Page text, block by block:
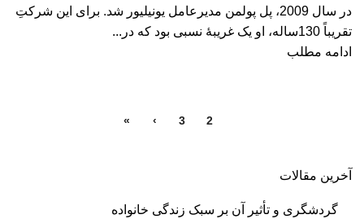
در سال 2009، پل پولمن مدیرعامل یونیلیور شد. برای این شرکتِ
تقریباً 130‌ساله، او یک غریبۀ نسبی بود که در...
ادامه مطلب
2
3
›
»
آخرین مقالات
گردشگری و تأثیر آن بر سبک زندگی خانواده